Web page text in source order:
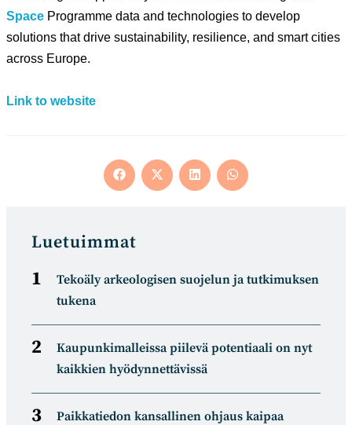
Space Programme data and technologies to develop
solutions that drive sustainability, resilience, and smart cities
across Europe.
Link to website
Opens
in
Opens
in
Opens
in
Opens
in
Luetuimmat
Tekoäly arkeologisen suojelun ja tutkimuksen
tukena
Kaupunkimalleissa piilevä potentiaali on nyt
kaikkien hyödynnettävissä
Paikkatiedon kansallinen ohjaus kaipaa